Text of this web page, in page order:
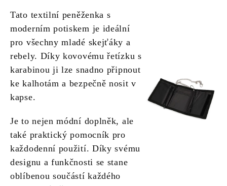
Tato textilní peněženka s
moderním potiskem je ideální
pro všechny mladé skejťáky a
rebely. Díky kovovému řetízku s
karabinou ji lze snadno připnout
ke kalhotám a bezpečně nosit v
kapse.
Je to nejen módní doplněk, ale
také praktický pomocník pro
každodenní použití. Díky svému
designu a funkčnosti se stane
oblíbenou součástí každého